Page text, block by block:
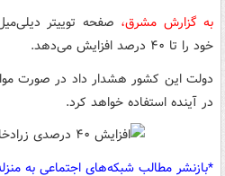
به گزارش مشرق، صفحه توییتر
خود را تا ۴۰ درصد افزایش می‌دهد.
دولت این کشور هشدار داد در صورت
در آینده استفاده خواهد کرد.
*بازنشر مطالب شبکه‌های اجتماعی به